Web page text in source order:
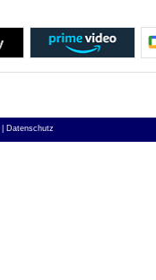
Datenschutz